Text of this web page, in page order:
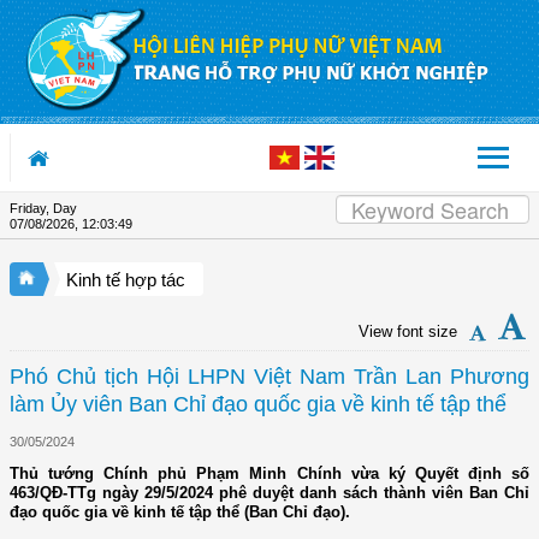
Skip to Content
Friday, Day
07/08/2026 12:03:50
Kinh tế hợp tác
View font size
Phó Chủ tịch Hội LHPN Việt Nam Trần Lan Phương
làm Ủy viên Ban Chỉ đạo quốc gia về kinh tế tập thể
30/05/2024
Thủ tướng Chính phủ Phạm Minh Chính vừa ký Quyết định số
463/QĐ-TTg ngày 29/5/2024 phê duyệt danh sách thành viên Ban Chỉ
đạo quốc gia về kinh tế tập thể (Ban Chỉ đạo).